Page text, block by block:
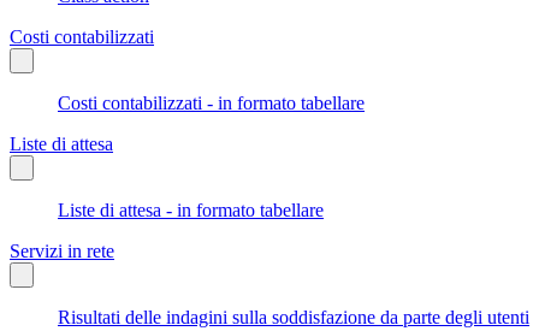
Costi contabilizzati
Costi contabilizzati - in formato tabellare
Liste di attesa
Liste di attesa - in formato tabellare
Servizi in rete
Risultati delle indagini sulla soddisfazione da parte degli utenti